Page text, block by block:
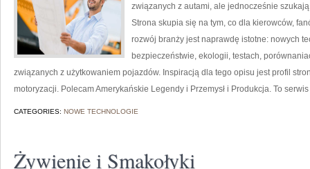
związanych z autami, ale jednocześnie
Strona skupia się na tym, co dla kierowców,
rozwój branży jest naprawdę istotne: nowych
bezpieczeństwie, ekologii, testach,
związanych z użytkowaniem pojazdów. Inspiracją dla tego opisu jest profil
motoryzacji. Polecam Amerykańskie Legendy i Przemysł i Produkcja. To
CATEGORIES: NOWE TECHNOLOGIE
Żywienie i Smakołyki